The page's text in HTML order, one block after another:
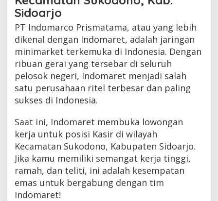
Sidoarjo
PT Indomarco Prismatama, atau yang lebih
dikenal dengan Indomaret, adalah jaringan
minimarket terkemuka di Indonesia. Dengan
ribuan gerai yang tersebar di seluruh
pelosok negeri, Indomaret menjadi salah
satu perusahaan ritel terbesar dan paling
sukses di Indonesia.
Saat ini, Indomaret membuka lowongan
kerja untuk posisi Kasir di wilayah
Kecamatan Sukodono, Kabupaten Sidoarjo.
Jika kamu memiliki semangat kerja tinggi,
ramah, dan teliti, ini adalah kesempatan
emas untuk bergabung dengan tim
Indomaret!